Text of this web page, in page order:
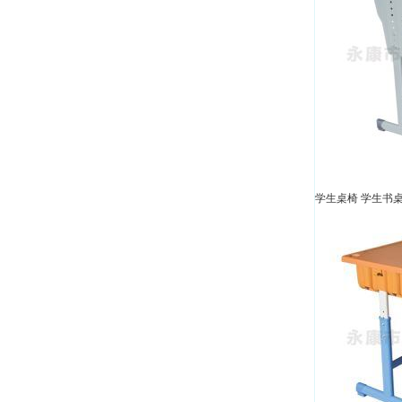
学生桌椅 学生书